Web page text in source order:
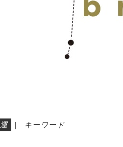
| キーワード